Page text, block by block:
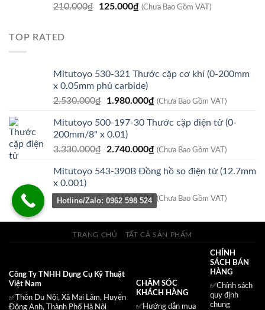
540.000₫.
210.000₫
Giá
125.000₫Giá
(Chưa Bao Gồm VAT)
TOP RATED
Mitutoyo 530-321 Thước cặp cơ khí (0-200mm
x 0.05mm phủ carbide)
2.530.000₫
Giá
là:
2.530.000₫.
1.980.000₫Giá
tại
1.980.000₫.
(Chưa Bao Gồm VAT)
Mitutoyo 500-197-30 Thước cặp điện tử (0-
200mm/8" x 0.01)
3.330.000₫
Giá
là:
2.740.000₫Giá
tại
2.740.000₫.
(Chưa Bao Gồm VAT)
Mitutoyo 543-390B Đồng hồ so điện tử (12.7mm
x 0.001)
7.360.000₫ Giá
gốc
là:
7.360.000₫.
5.360.000₫ Giá
hiện
tại
là:
(Chưa Bao Gồm VAT)
TRANG CHỦ TẤT CẢ SẢN PHẨM
Công Ty TNHH Dụng Cụ Kỹ Thuật
Việt Nam
✅Thôn Du Nội, Xã Mai Lâm, Huyện
Đông Anh, Thành Phố Hà Nội
CHĂM SÓC
KHÁCH HÀNG
✅Hướng dẫn mua
CHÍNH
SÁCH BÁN
HÀNG
✅Chính sách
quy định
chung
Hotline/Zalo: 0962 598 524